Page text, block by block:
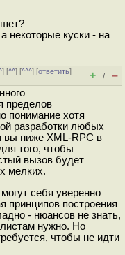
некоторые куски - на
] [^^] [^^^] [ответить]
+ / –
пределов
понимание хотя
разработки любых
вы ниже XML-RPC в
того, чтобы
вызов будет
мелких.
себя уверенно
принципов построения
- нюансов не знать,
нужно. Но
чтобы не идти